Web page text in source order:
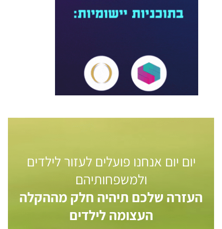
יום יום אנחנו פועלים לעזור לילדים
ולמשפחותיהם
העזרה שלכם תיהיה חלק מההקלה
העצומה לילדים